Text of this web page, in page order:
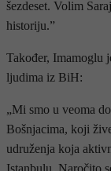
šezdeset. Volim
historiju.”
Također, Imamoglu
ljudima iz BiH:
„Mi smo u veoma
Bošnjacima, koji
udruženja koja
Istanbulu. Naročito